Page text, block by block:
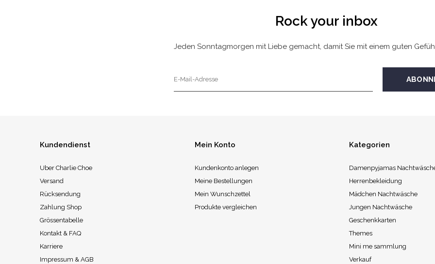
Rock your inbox
Jeden Sonntagmorgen mit Liebe gemacht, damit Sie mit einem guten
Kundendienst
Uber Charlie Choe
Versand
Rücksendung
Zahlung Shop
Grössentabelle
Kontakt & FAQ
Karriere
Impressum & AGB
Mein Konto
Kundenkonto anlegen
Meine Bestellungen
Mein Wunschzettel
Produkte vergleichen
Kategorien
Damenpyjamas
Herrenbekleidung
Mädchen Nachtwäsche
Jungen Nachtwäsche
Geschenkkarten
Themes
Mini me sammlung
Verkauf